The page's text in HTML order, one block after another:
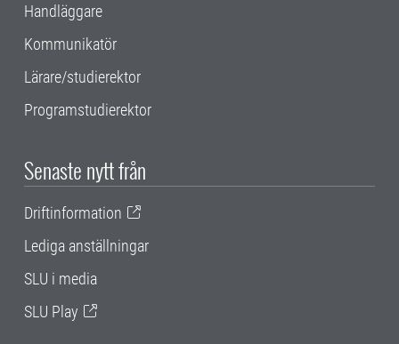
Handläggare
Kommunikatör
Lärare/studierektor
Programstudierektor
Senaste nytt från
Driftinformation
Lediga anställningar
SLU i media
SLU Play